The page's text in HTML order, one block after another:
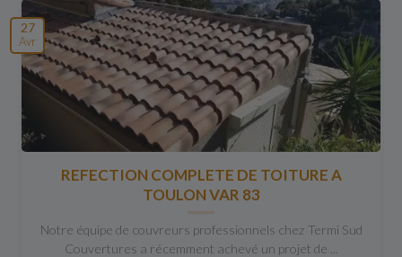
27
Avr
REFECTION COMPLETE DE TOITURE A
TOULON VAR 83
Notre équipe de couvreurs professionnels chez Termi Sud
Couvertures a récemment achevé un projet de ...